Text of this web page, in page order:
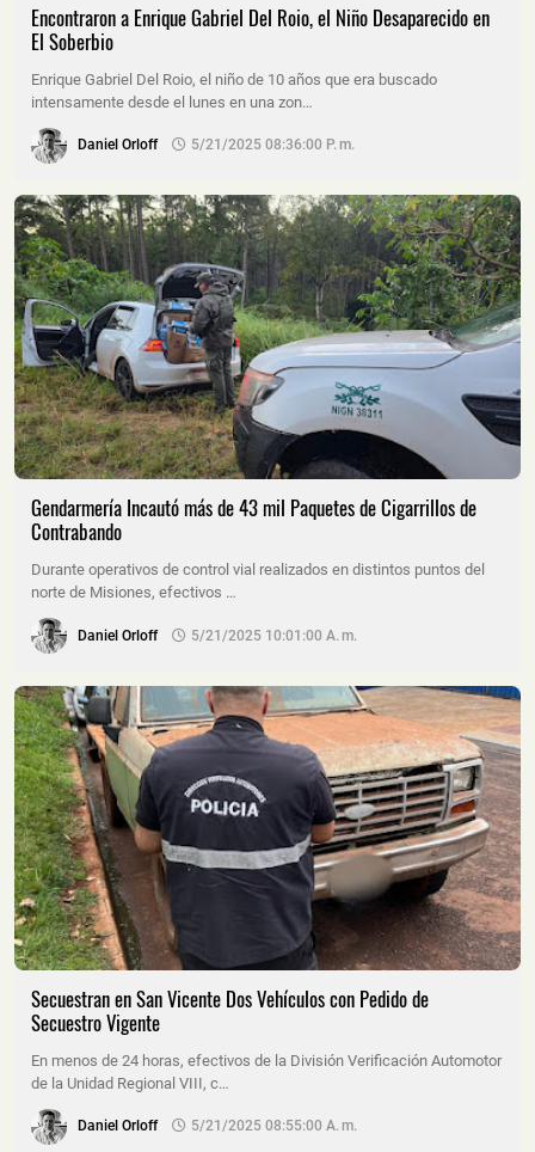
Encontraron a Enrique Gabriel Del Roio, el Niño Desaparecido en
El Soberbio
Enrique Gabriel Del Roio, el niño de 10 años que era buscado
intensamente desde el lunes en una zon…
Daniel Orloff 5/21/2025 08:36:00 P. M.
Gendarmería Incautó más de 43 mil Paquetes de Cigarrillos de
Contrabando
Durante operativos de control vial realizados en distintos puntos del
norte de Misiones, efectivos …
Daniel Orloff 5/21/2025 10:01:00 A. M.
Secuestran en San Vicente Dos Vehículos con Pedido de
Secuestro Vigente
En menos de 24 horas, efectivos de la División Verificación Automotor
de la Unidad Regional VIII, c…
Daniel Orloff 5/21/2025 08:55:00 A. M.